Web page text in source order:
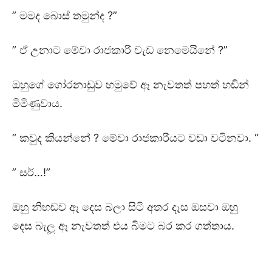
” මමද බොස් තමුන්ද ?”
” ඒ උනාට මේවා රාජකාරි වැඩ නෙමෙයිනේ ?”
ඔහුගේ ගෝරනාඩුව හමුවේ ඈ නැවතත් පහත් හඬින්
මිමිණුවාය.
” කවුද කියන්නේ ? මේවා රාජකාරියට වඩා වටිනවා. “
” සර්…!”
ඔහු නිහඬව ඈ දෙස බලා සිටි අතර දෑස ඔසවා ඔහු
දෙස බැලූ ඈ නැවතත් එය බිමට බර කර ගත්තාය.